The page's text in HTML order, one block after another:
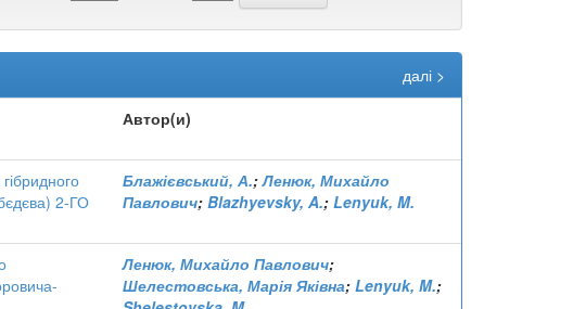
далі >
Автор(и)
2-ГО
Блажієвський, А.;Ленюк, Михайло
Павлович; Blazhyevsky, A.; Lenyuk, M.
Ленюк, Михайло Павлович;
Шелестовська, Марія Яківна; Lenyuk, M.;